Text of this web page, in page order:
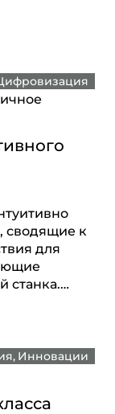
сводящие к
для
станка.…
Инновации